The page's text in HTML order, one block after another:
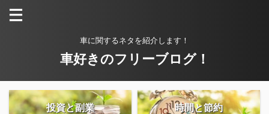
車に関するネタを紹介します！
車好きのフリーブログ！
投資と副業 時間と節約